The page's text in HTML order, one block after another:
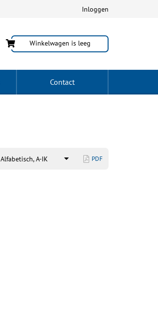
Inloggen
Winkelwagen is leeg
Contact
Alfabetisch, A-IK PDF